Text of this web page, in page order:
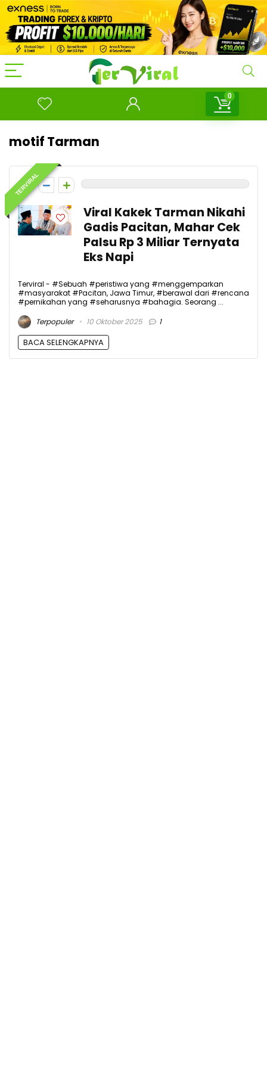
0
motif Tarman
TERVIRAL
0
Viral Kakek Tarman Nikahi
Gadis Pacitan, Mahar Cek
Palsu Rp 3 Miliar Ternyata
Eks Napi
Terviral - #Sebuah #peristiwa yang #menggemparkan
#masyarakat #Pacitan, Jawa Timur, #berawal dari #rencana
#pernikahan yang #seharusnya #bahagia. Seorang ...
Terpopuler
10 Oktober 2025 1
BACA SELENGKAPNYA